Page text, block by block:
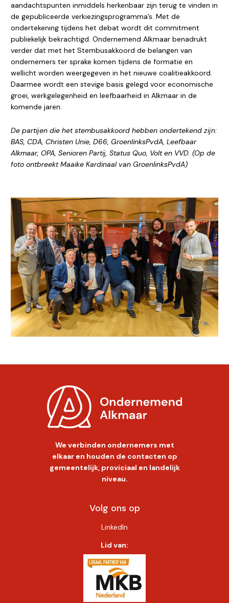
aandachtspunten inmiddels herkenbaar zijn terug te vinden in
de gepubliceerde verkiezingsprogramma’s. Met de
ondertekening tijdens het debat wordt dit commitment
publiekelijk bekrachtigd. Ondernemend Alkmaar benadrukt
verder dat met het Stembusakkoord de belangen van
ondernemers ter sprake komen tijdens de formatie en
wellicht worden weergegeven in het nieuwe coalitieakkoord.
Daarmee wordt een stevige basis gelegd voor economische
groei, werkgelegenheid en leefbaarheid in Alkmaar in de
komende jaren.
De partijen die het stembusakkoord hebben ondertekend zijn:
BAS, CDA, Christen Unie, D66, GroenlinksPvdA, Leefbaar
Alkmaar, OPA, Senioren Partij, Status Quo, Volt en VVD. (Op de
foto ontbreekt Maaike Kardinaal van GroenlinksPvdA)
We verbinden ondernemers met
elkaar en houden de contacten op
gemeentelijk, proviciaal en landelijk
niveau.
Volg ons op
LinkedIn
Lid van: